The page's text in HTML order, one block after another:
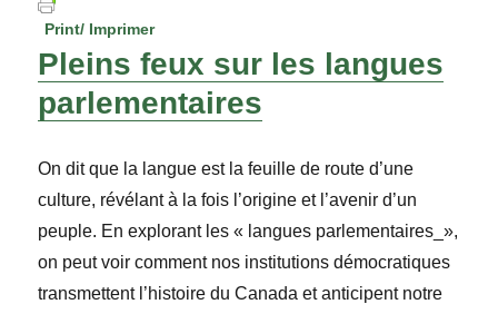
Print/ Imprimer
Pleins feux sur les langues
parlementaires
On dit que la langue est la feuille de route d’une
culture, révélant à la fois l’origine et l’avenir d’un
peuple. En explorant les « langues parlementaires _»,
on peut voir comment nos institutions démocratiques
transmettent l’histoire du Canada et anticipent notre